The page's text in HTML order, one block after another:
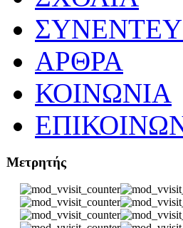
ΑΡΘΡΑ
ΚΟΙΝΩΝΙΑ
Μετρητής